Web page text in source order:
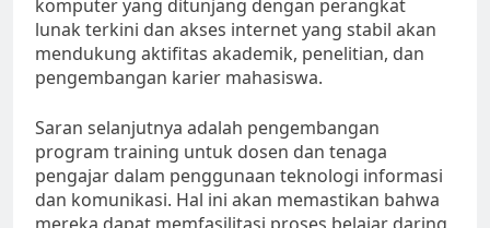
komputer yang ditunjang dengan perangkat
lunak terkini dan akses internet yang stabil akan
mendukung aktifitas akademik, penelitian, dan
pengembangan karier mahasiswa.
Saran selanjutnya adalah pengembangan
program training untuk dosen dan tenaga
pengajar dalam penggunaan teknologi informasi
dan komunikasi. Hal ini akan memastikan bahwa